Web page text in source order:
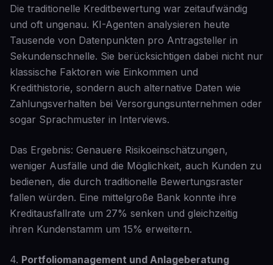
Die traditionelle Kreditbewertung war zeitaufwändig
und oft ungenau. KI-Agenten analysieren heute
Tausende von Datenpunkten pro Antragsteller in
Sekundenschnelle. Sie berücksichtigen dabei nicht nur
klassische Faktoren wie Einkommen und
Kredithistorie, sondern auch alternative Daten wie
Zahlungsverhalten bei Versorgungsunternehmen oder
sogar Sprachmuster in Interviews.
Das Ergebnis: Genauere Risikoeinschätzungen,
weniger Ausfälle und die Möglichkeit, auch Kunden zu
bedienen, die durch traditionelle Bewertungsraster
fallen würden. Eine mittelgroße Bank konnte ihre
Kreditausfallrate um 27% senken und gleichzeitig
ihren Kundenstamm um 15% erweitern.
4. Portfoliomanagement und Anlageberatung